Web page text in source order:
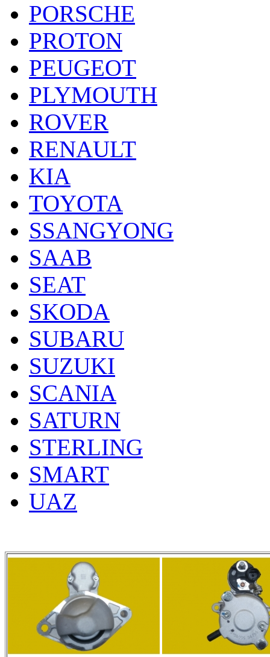
PORSCHE
PROTON
PEUGEOT
PLYMOUTH
ROVER
RENAULT
KIA
TOYOTA
SSANGYONG
SAAB
SEAT
SKODA
SUBARU
SUZUKI
SCANIA
SATURN
STERLING
SMART
UAZ